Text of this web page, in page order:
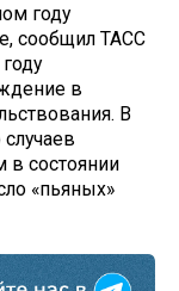
году
сообщил ТАСС
в
В
в состоянии
«пьяных»